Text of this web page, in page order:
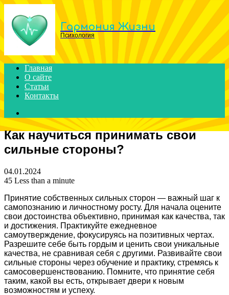
Menu
Гармония Жизни
Психология
Главная
О сайте
Статьи
Контакты
for
Как научиться принимать свои
сильные стороны?
04.01.2024
45 Less than a minute
Принятие собственных сильных сторон — важный шаг к
самопознанию и личностному росту. Для начала оцените
свои достоинства объективно, принимая как качества, так
и достижения. Практикуйте ежедневное
самоутверждение, фокусируясь на позитивных чертах.
Разрешите себе быть гордым и ценить свои уникальные
качества, не сравнивая себя с другими. Развивайте свои
сильные стороны через обучение и практику, стремясь к
самосовершенствованию. Помните, что принятие себя
таким, какой вы есть, открывает двери к новым
возможностям и успеху.